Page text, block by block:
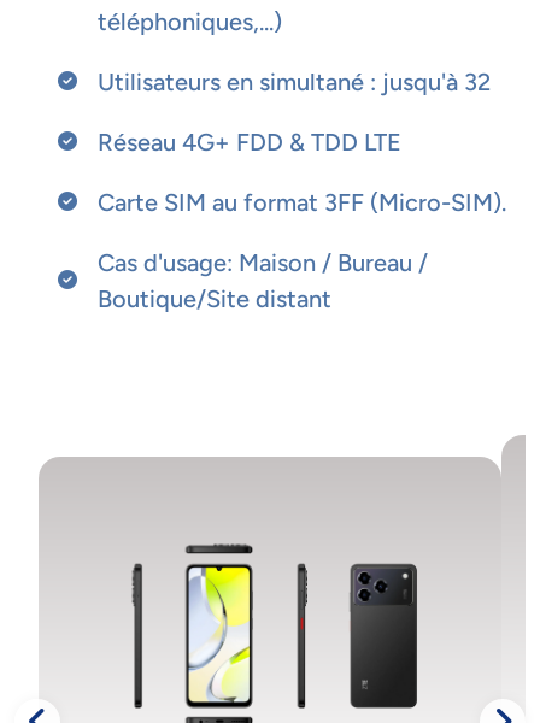
téléphoniques,...)
Utilisateurs en simultané : jusqu'à 32
Réseau 4G+ FDD & TDD LTE
Carte SIM au format 3FF (Micro-SIM).
Cas d'usage: Maison / Bureau /
Boutique/Site distant